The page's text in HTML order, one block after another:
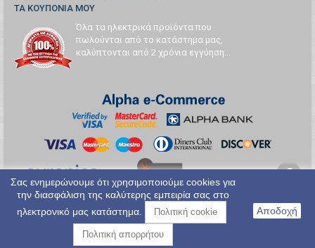
ΤΑ ΚΟΥΠΌΝΙΑ ΜΟΥ
Όλα τα ηλεκτρικά προϊόντα που
πωλούνται από το κατάστημα μας,
καλύπτονται από 2 χρόνια εγγύηση...
Σας ενημερώνουμε ότι χρησιμοποιούμε cookies για
την διασφάλιση της καλύτερης εμπειρία σας στο
ηλεκτρονικό μας κατάστημα.
Πολιτική cookie
Πολιτική απορρήτου
Αποδοχή